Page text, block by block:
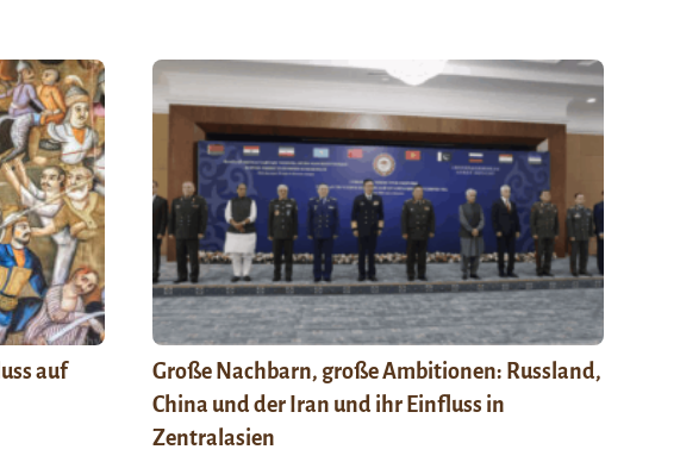
auf
Große Nachbarn, große Ambitionen: Russland,
China und der Iran und ihr Einfluss in
Zentralasien